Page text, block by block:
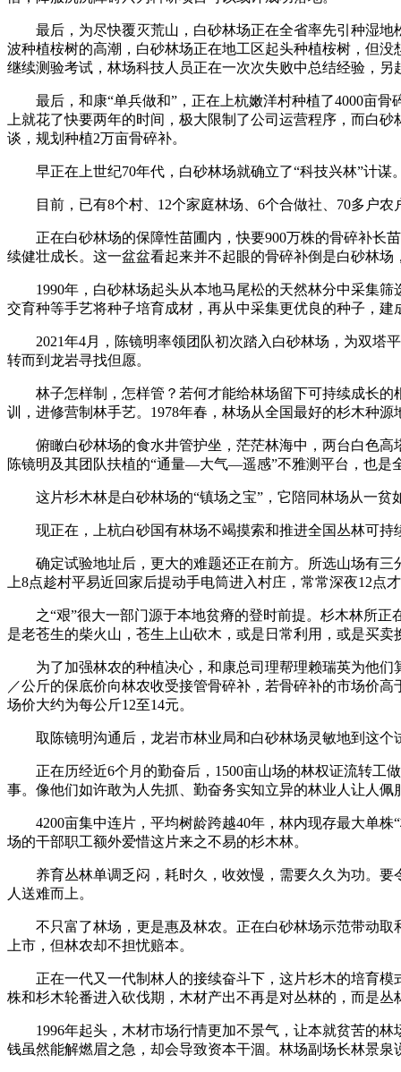
最后，为尽快覆灭荒山，白砂林场正在全省率先引种湿地
波种植桉树的高潮，白砂林场正在地工区起头种植桉树，但
继续测验考试，林场科技人员正在一次次失败中总结经验，
最后，和康“单兵做和”，正在上杭嫩洋村种植了4000亩骨
上就花了快要两年的时间，极大限制了公司运营程序，而白
谈，规划种植2万亩骨碎补。
早正在上世纪70年代，白砂林场就确立了“科技兴林”计谋
目前，已有8个村、12个家庭林场、6个合做社、70多户农
正在白砂林场的保障性苗圃内，快要900万株的骨碎补长苗
续健壮成长。这一盆盆看起来并不起眼的骨碎补倒是白砂林
1990年，白砂林场起头从本地马尾松的天然林分中采集筛
交育种等手艺将种子培育成材，再从中采集更优良的种子，
2021年4月，陈镜明率领团队初次踏入白砂林场，为双塔平
转而到龙岩寻找但愿。
林子怎样制，怎样管？若何才能给林场留下可持续成长的
训，进修营制林手艺。1978年春，林场从全国最好的杉木种
俯瞰白砂林场的食水井管护坐，茫茫林海中，两台白色高
陈镜明及其团队扶植的“通量—大气—遥感”不雅测平台，也是
这片杉木林是白砂林场的“镇场之宝”，它陪同林场从一贫
现正在，上杭白砂国有林场不竭摸索和推进全国丛林可持
确定试验地址后，更大的难题还正在前方。所选山场有三
上8点趁村平易近回家后提动手电筒进入村庄，常常深夜12
之“艰”很大一部门源于本地贫瘠的登时前提。杉木林所正
是老苍生的柴火山，苍生上山砍木，或是日常利用，或是买
为了加强林农的种植决心，和康总司理帮理赖瑞英为他们
／公斤的保底价向林农收受接管骨碎补，若骨碎补的市场价
场价大约为每公斤12至14元。
取陈镜明沟通后，龙岩市林业局和白砂林场灵敏地到这个
正在历经近6个月的勤奋后，1500亩山场的林权证流转工做
事。像他们如许敢为人先抓、勤奋务实知立异的林业人让人佩
4200亩集中连片，平均树龄跨越40年，林内现存最大单株
场的干部职工额外爱惜这片来之不易的杉木林。
养育丛林单调乏闷，耗时久，收效慢，需要久久为功。要
人送难而上。
不只富了林场，更是惠及林农。正在白砂林场示范带动取
上市，但林农却不担忧赔本。
正在一代又一代制林人的接续奋斗下，这片杉木的培育模
株和杉木轮番进入砍伐期，木材产出不再是对丛林的，而是丛
1996年起头，木材市场行情更加不景气，让本就贫苦的林
钱虽然能解燃眉之急，却会导致资本干涸。林场副场长林景